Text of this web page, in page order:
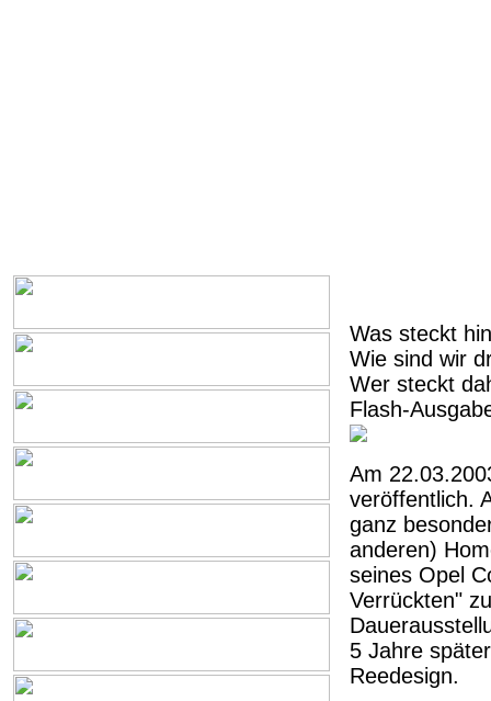
Was steckt
Wie sind wir
Wer steckt
Flash-
Am
veröffentlich.
ganz
anderen)
seines Opel
Verrückten"
5 Jahre
Reedesign.